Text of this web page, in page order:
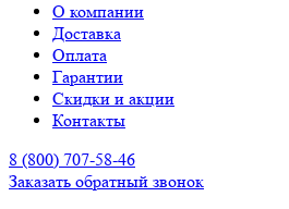
О компании
Доставка
Оплата
Гарантии
Скидки и акции
Контакты
8 (800) 707-58-46
Заказать обратный звонок